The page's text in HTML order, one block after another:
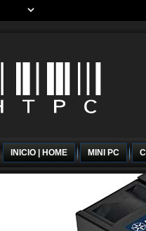
INICIO | HOME MINI PC